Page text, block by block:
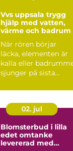
Vvs uppsala trygg
hjälp med vatten,
värme och badrum
När rören börjar
läcka, elementen är
kalla eller
sjunger på sista
s...
02. jul
Blomsterbud i lilla
edet omtanke
levererad med